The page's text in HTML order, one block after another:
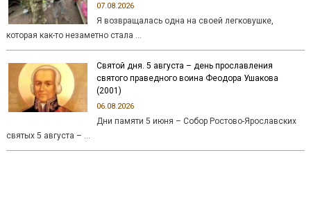
07.08.2026
Я возвращалась одна на своей легковушке,
которая как-то незаметно стала …
Святой дня. 5 августа – день прославления
святого праведного воина Феодора Ушакова
(2001)
06.08.2026
Дни памяти 5 июня – Собор Ростово-Ярославских
святых 5 августа – …